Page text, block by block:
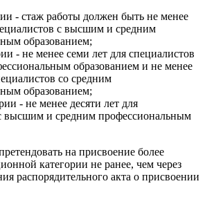
- стаж работы должен быть не менее
с высшим и средним
образованием;
- не менее семи лет для специалистов
образованием и не менее
со средним
образованием;
- не менее десяти лет для
высшим и средним профессиональным
на присвоение более
категории не ранее, чем через
распорядительного акта о присвоении